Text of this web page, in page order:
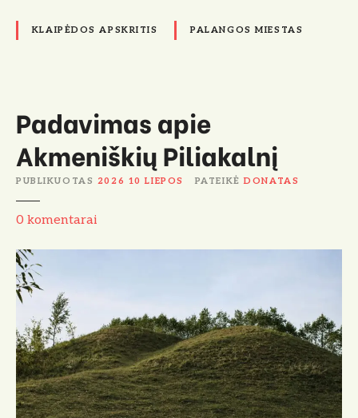
u
t
n
ą
KLAIPĖDOS APSKRITIS PALANGOS MIESTAS
Padavimas apie
Akmeniškių Piliakalnį
PUBLIKUOTAS 2026 10 LIEPOS PATEIKĖ DONATAS
0 P
d
a
v
m
a
s
a
p
komentarai